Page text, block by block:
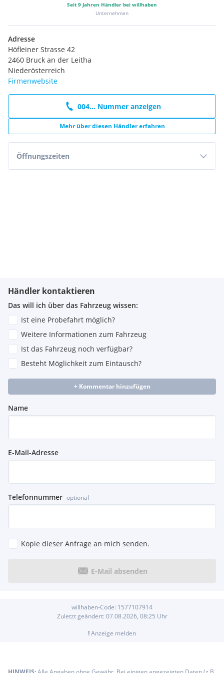
Seit 9 Jahren Händler bei willhaben
Unternehmen
Adresse
Höfleiner Strasse 42
2460 Bruck an der Leitha
Niederösterreich
Firmenwebsite
004... Nummer anzeigen
Mehr über diesen Händler erfahren
Öffnungszeiten
Händler kontaktieren
Das will ich über das Fahrzeug wissen:
Ist eine Probefahrt möglich?
Weitere Informationen zum Fahrzeug
Ist das Fahrzeug noch verfügbar?
Besteht Möglichkeit zum Eintausch?
+ Kommentar hinzufügen
Name
E-Mail-Adresse
Telefonnummer optional
Kopie dieser Anfrage an mich senden.
E-Mail absenden
willhaben-Code: 1577107914
Zuletzt geändert: 07.08.2026, 08:25 Uhr
!Anzeige melden